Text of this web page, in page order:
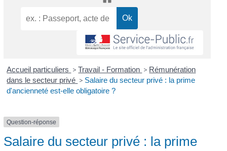
Accueil particuliers > Travail - Formation > Rémunération
dans le secteur privé > Salaire du secteur privé : la prime
d'ancienneté est-elle obligatoire ?
Question-réponse
Salaire du secteur privé : la prime